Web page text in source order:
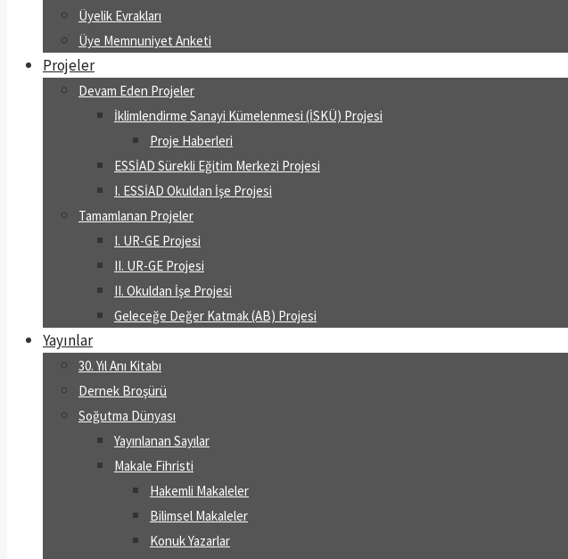
Üyelik Evrakları
Üye Memnuniyet Anketi
Projeler
Devam Eden Projeler
İklimlendirme Sanayi Kümelenmesi (İSKÜ) Projesi
Proje Haberleri
ESSİAD Sürekli Eğitim Merkezi Projesi
I. ESSİAD Okuldan İşe Projesi
Tamamlanan Projeler
I. UR-GE Projesi
II. UR-GE Projesi
II. Okuldan İşe Projesi
Geleceğe Değer Katmak (AB) Projesi
Yayınlar
30. Yıl Anı Kitabı
Dernek Broşürü
Soğutma Dünyası
Yayınlanan Sayılar
Makale Fihristi
Hakemli Makaleler
Bilimsel Makaleler
Konuk Yazarlar